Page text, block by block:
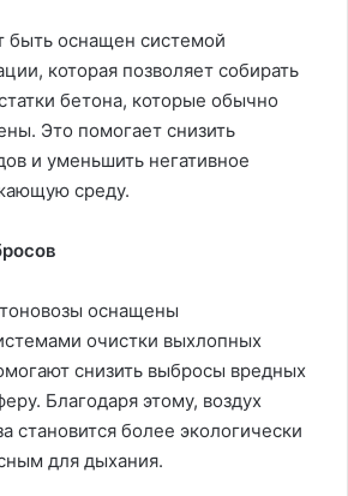
быть оснащен системой
которая позволяет собирать
бетона, которые обычно
Это помогает снизить
и уменьшить негативное
среду.
оснащены
очистки выхлопных
снизить выбросы вредных
Благодаря этому, воздух
становится более экологически
для дыхания.